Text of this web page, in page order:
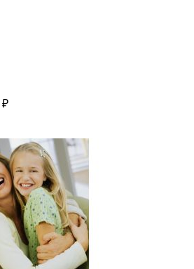
₽